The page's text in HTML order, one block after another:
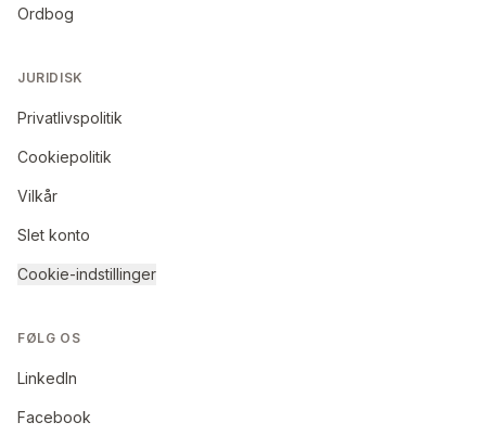
Ordbog
JURIDISK
Privatlivspolitik
Cookiepolitik
Vilkår
Slet konto
Cookie-indstillinger
FØLG OS
LinkedIn
Facebook